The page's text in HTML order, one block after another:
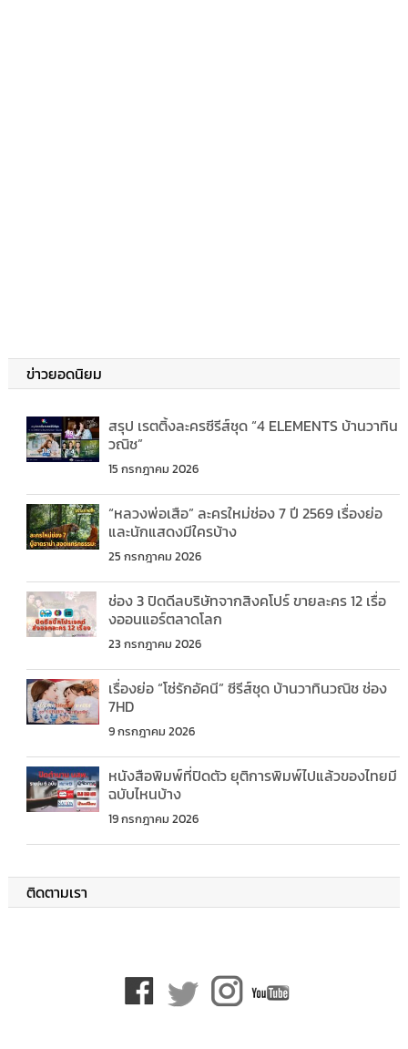
ข่าวยอดนิยม
สรุป เรตติ้งละครซีรีส์ชุด “4 ELEMENTS บ้านวาทิน
วณิช”
15 กรกฎาคม 2026
“หลวงพ่อเสือ” ละครใหม่ช่อง 7 ปี 2569 เรื่องย่อ
และนักแสดงมีใครบ้าง
25 กรกฎาคม 2026
ช่อง 3 ปิดดีลบริษัทจากสิงคโปร์ ขายละคร 12 เรื่อ
งออนแอร์ตลาดโลก
23 กรกฎาคม 2026
เรื่องย่อ “โซ่รักอัคนี” ซีรีส์ชุด บ้านวาทินวณิช ช่อง
7HD
9 กรกฎาคม 2026
หนังสือพิมพ์ที่ปิดตัว ยุติการพิมพ์ไปแล้วของไทยมี
ฉบับไหนบ้าง
19 กรกฎาคม 2026
ติดตามเรา